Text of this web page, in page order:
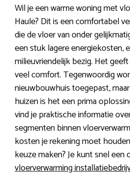
Wil je een warme woning met
Haule? Dit is een comfortabel
die de vloer van onder
een stuk lagere energiekosten,
milieuvriendelijk bezig. Het
veel comfort. Tegenwoordig
nieuwbouwhuis toegepast,
huizen is het een prima
vind je praktische informatie
segmenten binnen
kosten je rekening moet
keuze maken? Je kunt snel
vloerverwarming